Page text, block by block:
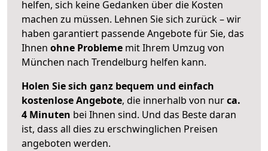
helfen, sich keine Gedanken über die Kosten
machen zu müssen. Lehnen Sie sich zurück – wir
haben garantiert passende Angebote für Sie, das
Ihnen ohne Probleme mit Ihrem Umzug von
München nach Trendelburg helfen kann.
Holen Sie sich ganz bequem und einfach
kostenlose Angebote, die innerhalb von nurca.
4 Minuten bei Ihnen sind. Und das Beste daran
ist, dass all dies zu erschwinglichen Preisen
angeboten werden.